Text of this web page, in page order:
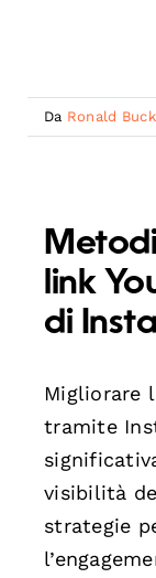
Da Ronald
link
di
Migliorare
tramite
visibilità
strategie